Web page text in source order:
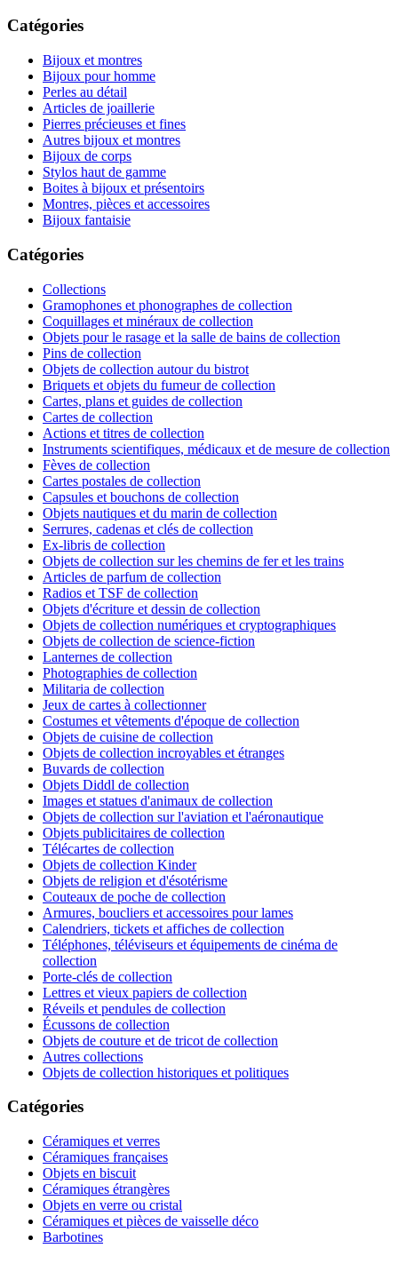
Catégories
Bijoux et montres
Bijoux pour homme
Perles au détail
Articles de joaillerie
Pierres précieuses et fines
Autres bijoux et montres
Bijoux de corps
Stylos haut de gamme
Boites à bijoux et présentoirs
Montres, pièces et accessoires
Bijoux fantaisie
Catégories
Collections
Gramophones et phonographes de collection
Coquillages et minéraux de collection
Objets pour le rasage et la salle de bains de collection
Pins de collection
Objets de collection autour du bistrot
Briquets et objets du fumeur de collection
Cartes, plans et guides de collection
Cartes de collection
Actions et titres de collection
Instruments scientifiques, médicaux et de mesure de collection
Fèves de collection
Cartes postales de collection
Capsules et bouchons de collection
Objets nautiques et du marin de collection
Serrures, cadenas et clés de collection
Ex-libris de collection
Objets de collection sur les chemins de fer et les trains
Articles de parfum de collection
Radios et TSF de collection
Objets d'écriture et dessin de collection
Objets de collection numériques et cryptographiques
Objets de collection de science-fiction
Lanternes de collection
Photographies de collection
Militaria de collection
Jeux de cartes à collectionner
Costumes et vêtements d'époque de collection
Objets de cuisine de collection
Objets de collection incroyables et étranges
Buvards de collection
Objets Diddl de collection
Images et statues d'animaux de collection
Objets de collection sur l'aviation et l'aéronautique
Objets publicitaires de collection
Télécartes de collection
Objets de collection Kinder
Objets de religion et d'ésotérisme
Couteaux de poche de collection
Armures, boucliers et accessoires pour lames
Calendriers, tickets et affiches de collection
Téléphones, téléviseurs et équipements de cinéma de
collection
Porte-clés de collection
Lettres et vieux papiers de collection
Réveils et pendules de collection
Écussons de collection
Objets de couture et de tricot de collection
Autres collections
Objets de collection historiques et politiques
Catégories
Céramiques et verres
Céramiques françaises
Objets en biscuit
Céramiques étrangères
Objets en verre ou cristal
Céramiques et pièces de vaisselle déco
Barbotines